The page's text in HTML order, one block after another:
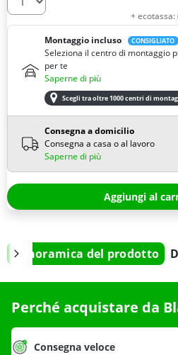
Quantità
+ ecotassa:
Montaggio incluso
CONSIGLIATO
Seleziona il centro di montaggio
per te
Saperne di più
Scegli tra oltre 1000 centri di
Consegna a domicilio
Consegna a casa o al lavoro
Saperne di più
Aggiungi al
Panoramica del prodotto
Perché acquistare da
Consegna veloce